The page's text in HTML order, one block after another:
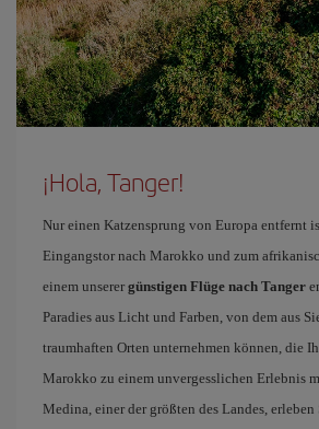
¡Hola, Tanger!
Nur einen Katzensprung von Europa entfernt
Eingangstor nach Marokko und zum
einem unserer günstigen Flüge nach Tanger
Paradies aus Licht und Farben, von dem aus
traumhaften Orten unternehmen können, die
Marokko zu einem unvergesslichen Erlebnis
Medina, einer der größten des Landes, erleben